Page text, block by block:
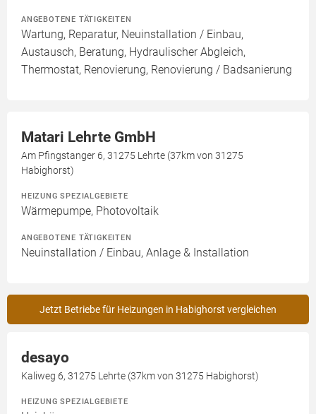
ANGEBOTENE TÄTIGKEITEN
Wartung, Reparatur, Neuinstallation / Einbau,
Austausch, Beratung, Hydraulischer Abgleich,
Thermostat, Renovierung, Renovierung / Badsanierung
Matari Lehrte GmbH
Am Pfingstanger 6, 31275 Lehrte (37km von 31275
Habighorst)
HEIZUNG SPEZIALGEBIETE
Wärmepumpe, Photovoltaik
ANGEBOTENE TÄTIGKEITEN
Neuinstallation / Einbau, Anlage & Installation
Jetzt Betriebe für Heizungen in Habighorst vergleichen
desayo
Kaliweg 6, 31275 Lehrte (37km von 31275 Habighorst)
HEIZUNG SPEZIALGEBIETE